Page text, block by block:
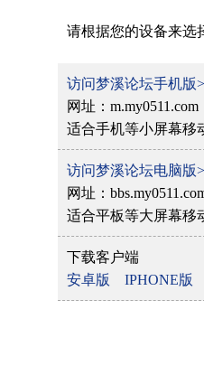
请根据您的设备来选
访问梦溪论坛手机版
网址：m.my0511.com
适合手机等小屏幕移
访问梦溪论坛电脑版
网址：
适合平板等大屏幕移
下载客户端
安卓版
IPHONE版